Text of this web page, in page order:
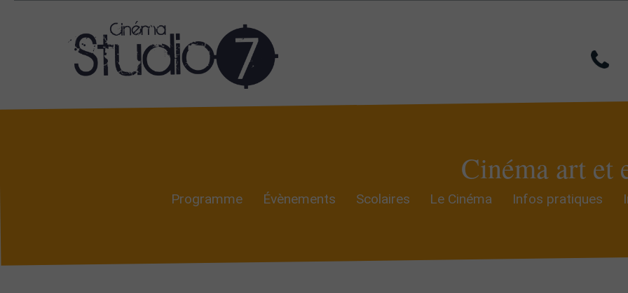
Cinéma art et
Programme Évènements Scolaires Le Cinéma Infos pratiques